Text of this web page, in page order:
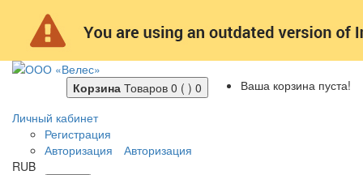
Корзина Товаров 0 ( ) 0
Ваша корзина пуста!
Личный кабинет
Регистрация
Авторизация
Авторизация
RUB